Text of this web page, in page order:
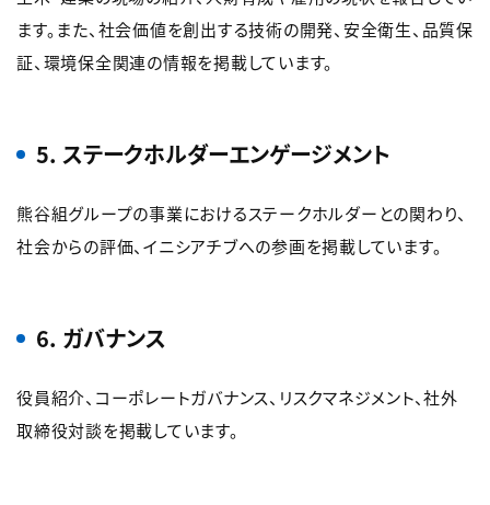
ます。また、社会価値を創出する技術の開発、安全衛生、品質保
証、環境保全関連の情報を掲載しています。
5. ステークホルダーエンゲージメント
熊谷組グループの事業におけるステークホルダーとの関わり、
社会からの評価、イニシアチブへの参画を掲載しています。
6. ガバナンス
役員紹介、コーポレートガバナンス、リスクマネジメント、社外
取締役対談を掲載しています。